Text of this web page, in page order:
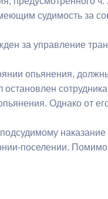
в
условий по
судимость за
за управление
опьянения,
остановлен
Однако от
поселении.